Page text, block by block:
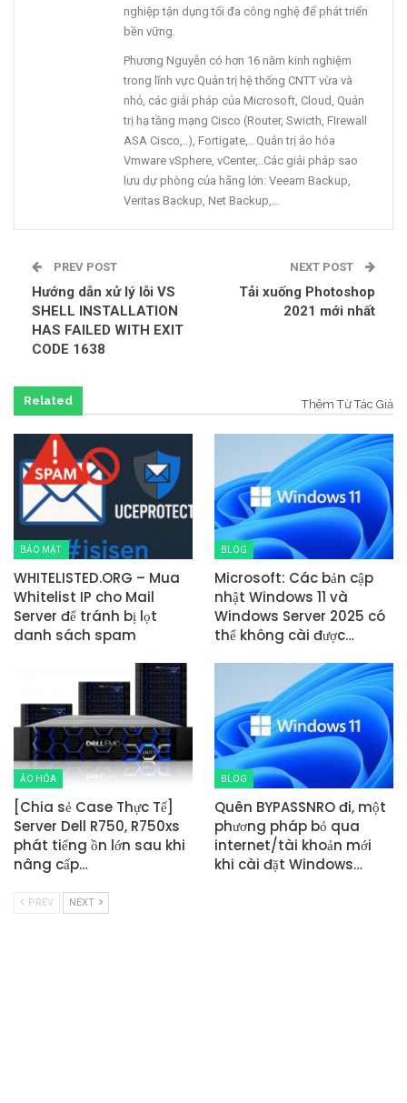
nghiệp tận dụng tối đa công nghệ để phát triển
bền vững.
Phương Nguyễn có hơn 16 năm kinh nghiệm
trong lĩnh vực Quản trị hệ thống CNTT vừa và
nhỏ, các giải pháp của Microsoft, Cloud, Quản
trị hạ tầng mạng Cisco (Router, Swicth, FIrewall
ASA Cisco,..), Fortigate,.. Quản trị ảo hóa
Vmware vSphere, vCenter,..Các giải pháp sao
lưu dự phòng của hãng lớn: Veeam Backup,
Veritas Backup, Net Backup,…
PREV POST
Hướng dẫn xử lý lỗi VS
SHELL INSTALLATION
HAS FAILED WITH EXIT
CODE 1638
NEXT POST
Tải xuống Photoshop
2021 mới nhất
Related Thêm Từ Tác Giả
BẢO MẬT
WHITELISTED.ORG – Mua
Whitelist IP cho Mail
Server để tránh bị lọt
danh sách spam
BLOG
Microsoft: Các bản cập
nhật Windows 11 và
Windows Server 2025 có
thể không cài được…
ẢO HÓA
[Chia sẻ Case Thực Tế]
Server Dell R750, R750xs
phát tiếng ồn lớn sau khi
nâng cấp…
BLOG
Quên BYPASSNRO đi, một
phương pháp bỏ qua
internet/tài khoản mới
khi cài đặt Windows…
PREV NEXT